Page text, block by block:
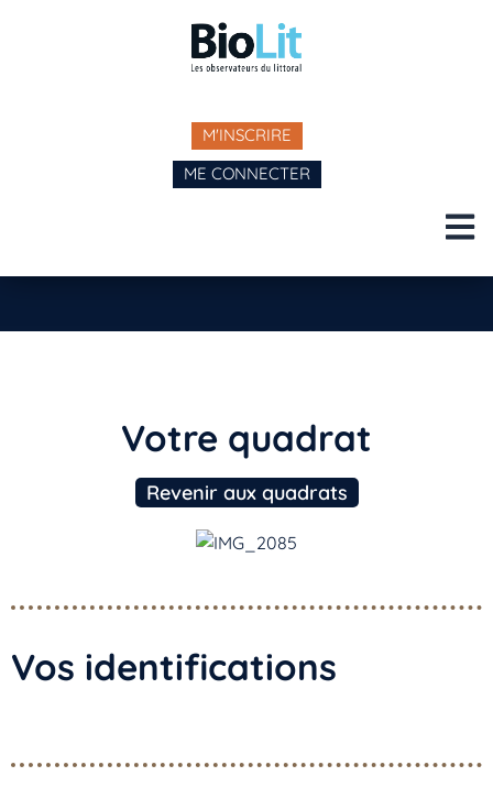
M'INSCRIRE
ME CONNECTER
Votre quadrat
Revenir aux quadrats
Vos identifications